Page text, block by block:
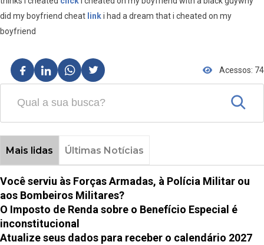
did my boyfriend cheat linki had a dream that i cheated on my
boyfriend
Acessos: 74
Mais lidas Últimas Notícias
Você serviu às Forças Armadas, à Polícia Militar ou
aos Bombeiros Militares?
O Imposto de Renda sobre o Benefício Especial é
inconstitucional
Atualize seus dados para receber o calendário 2027